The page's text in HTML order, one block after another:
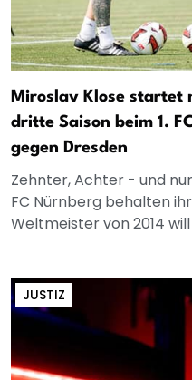
Miroslav Klose startet
dritte Saison beim 1.
gegen Dresden
Zehnter, Achter - und
FC Nürnberg behalten
Weltmeister von 2014
JUSTIZ